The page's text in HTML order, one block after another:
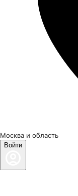
Москва и область
Войти